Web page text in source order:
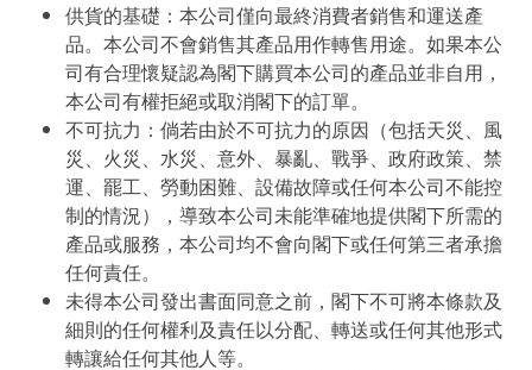
供貨的基礎：本公司僅向最終消費者銷售和運送產
品。本公司不會銷售其產品用作轉售用途。如果本公
司有合理懷疑認為閣下購買本公司的產品並非自用，
本公司有權拒絕或取消閣下的訂單。
不可抗力：倘若由於不可抗力的原因（包括天災、風
災、火災、水災、意外、暴亂、戰爭、政府政策、禁
運、罷工、勞動困難、設備故障或任何本公司不能控
制的情況），導致本公司未能準確地提供閣下所需的
產品或服務，本公司均不會向閣下或任何第三者承擔
任何責任。
未得本公司發出書面同意之前，閣下不可將本條款及
細則的任何權利及責任以分配、轉送或任何其他形式
轉讓給任何其他人等。